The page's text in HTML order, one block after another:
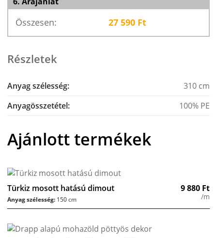
Összesen: 27 590 Ft
Részletek
Anyag szélesség:
310 cm
Anyagösszetétel:
100% PE
Ajánlott termékek
Türkiz mosott hatású dimout 9 880 Ft
/m
Anyag szélesség: 150 cm